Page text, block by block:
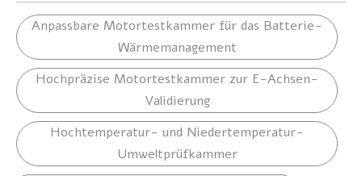
Anpassbare Motortestkammer für das Batterie-
Wärmemanagement
Hochpräzise Motortestkammer zur E-Achsen-
Validierung
Hochtemperatur- und Niedertemperatur-
Umweltprüfkammer